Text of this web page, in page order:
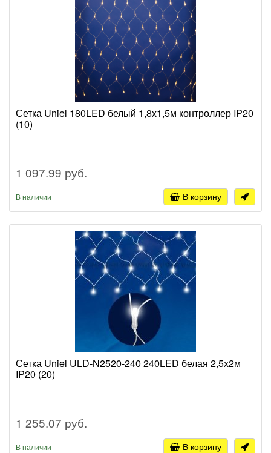
Сетка Uniel 180LED белый 1,8х1,5м контроллер IP20
(10)
1 097.99 руб.
В наличии В корзину
Сетка Uniel ULD-N2520-240 240LED белая 2,5х2м
IP20 (20)
1 255.07 руб.
В наличии В корзину